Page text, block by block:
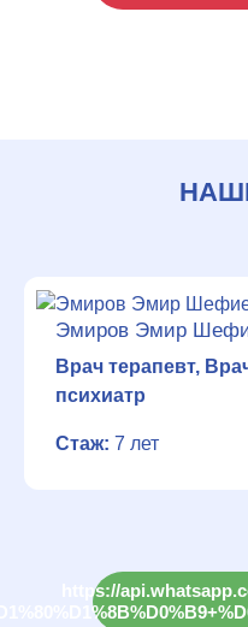
Эмиров Эмир
Врач терапевт,
психиатр
Стаж: 7 лет